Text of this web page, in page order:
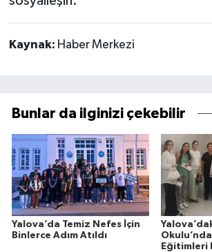
Kaynak: Haber Merkezi
Bunlar da ilginizi çekebilir
Yalova’da Temiz Nefes İçin
Binlerce Adım Atıldı
Eğitimleri